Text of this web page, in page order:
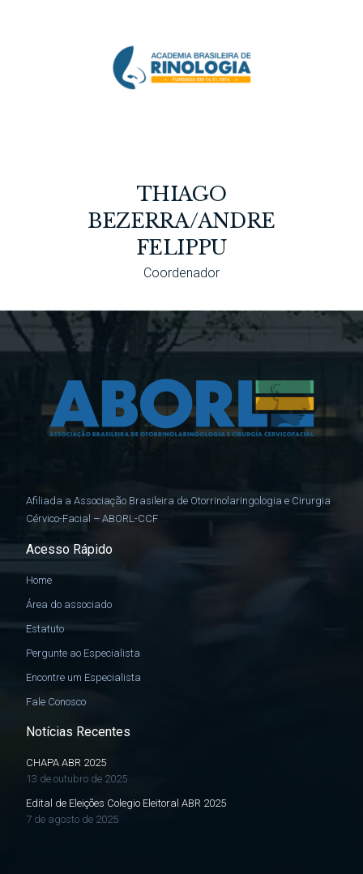
THIAGO
BEZERRA/ANDRE
FELIPPU
Coordenador
Afiliada a Associação Brasileira de Otorrinolaringologia e Cirurgia
Cérvico-Facial – ABORL-CCF
Acesso Rápido
Home
Área do associado
Estatuto
Pergunte ao Especialista
Encontre um Especialista
Fale Conosco
Notícias Recentes
CHAPA ABR 2025
13 de outubro de 2025
Edital de Eleições Colegio Eleitoral ABR 2025
7 de agosto de 2025